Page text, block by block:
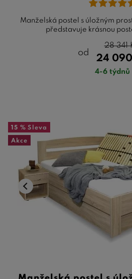
Manželská postel s úložným
představuje krásnou
od
24 090
28 341
4-6 týdnů
15 % Sleva
Akce